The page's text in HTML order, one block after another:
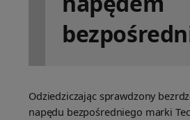
Odziedziczając sprawdzony
napędu bezpośredniego marki